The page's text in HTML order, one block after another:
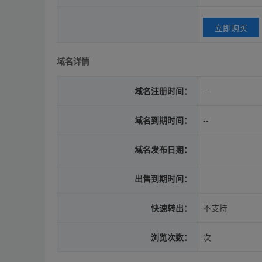
立即购买
域名详情
域名注册时间： --
域名到期时间： --
域名发布日期：
出售到期时间：
快速转出： 不支持
浏览次数： 次